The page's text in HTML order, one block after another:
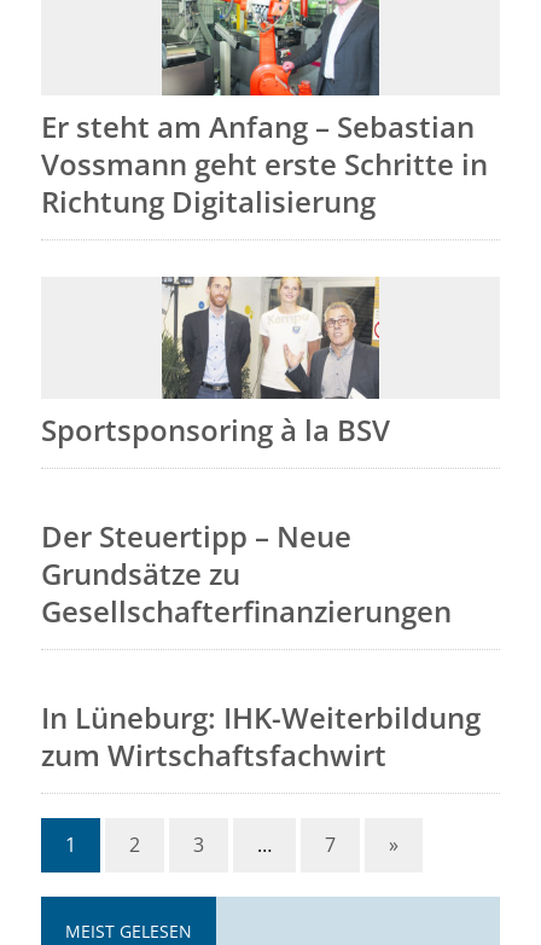
Er steht am Anfang – Sebastian
Vossmann geht erste Schritte in
Richtung Digitalisierung
Sportsponsoring à la BSV
Der Steuertipp – Neue
Grundsätze zu
Gesellschafterfinanzierungen
In Lüneburg: IHK-Weiterbildung
zum Wirtschaftsfachwirt
1 2 3 … 7 »
MEIST GELESEN